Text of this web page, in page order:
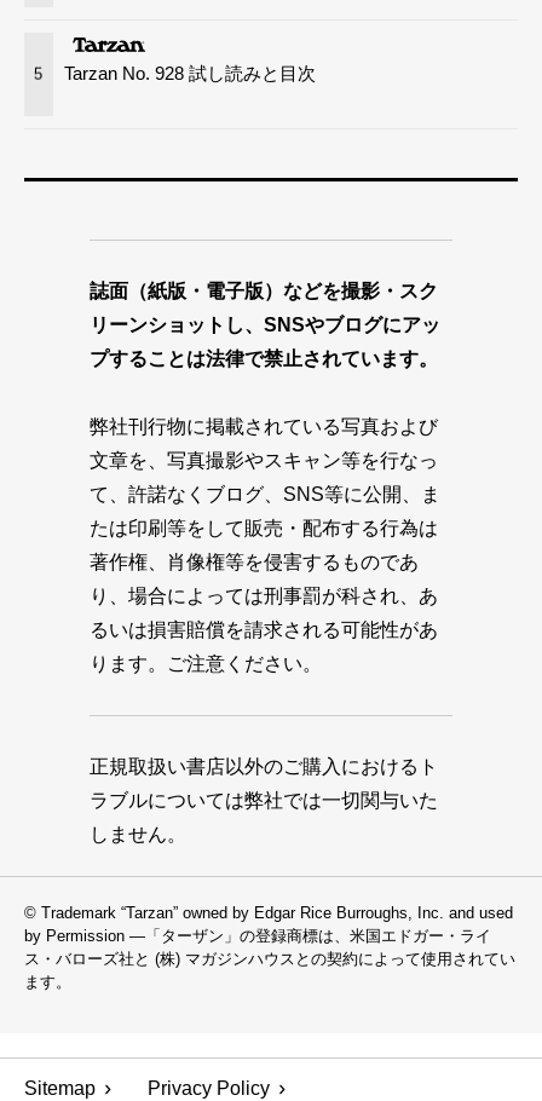
5 Tarzan No. 928 試し読みと目次
誌面（紙版・電子版）などを撮影・スク
リーンショットし、SNSやブログにアッ
プすることは法律で禁止されています。
弊社刊行物に掲載されている写真および
文章を、写真撮影やスキャン等を行なっ
て、許諾なくブログ、SNS等に公開、ま
たは印刷等をして販売・配布する行為は
著作権、肖像権等を侵害するものであ
り、場合によっては刑事罰が科され、あ
るいは損害賠償を請求される可能性があ
ります。ご注意ください。
正規取扱い書店以外のご購入におけるト
ラブルについては弊社では一切関与いた
しません。
© Trademark “Tarzan” owned by Edgar Rice Burroughs, Inc. and used
by Permission —「ターザン」の登録商標は、米国エドガー・ライ
ス・バローズ社と (株) マガジンハウスとの契約によって使用されてい
ます。
Sitemap Privacy Policy